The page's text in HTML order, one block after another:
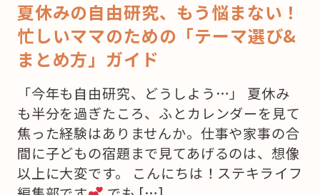
夏休みの自由研究、もう悩まない！
忙しいママのための「テーマ選び&
まとめ方」ガイド
「今年も自由研究、どうしよう…」 夏休み
も半分を過ぎたころ、ふとカレンダーを見て
焦った経験はありませんか。仕事や家事の合
間に子どもの宿題まで見てあげるのは、想像
以上に大変です。 こんにちは！ステキライフ